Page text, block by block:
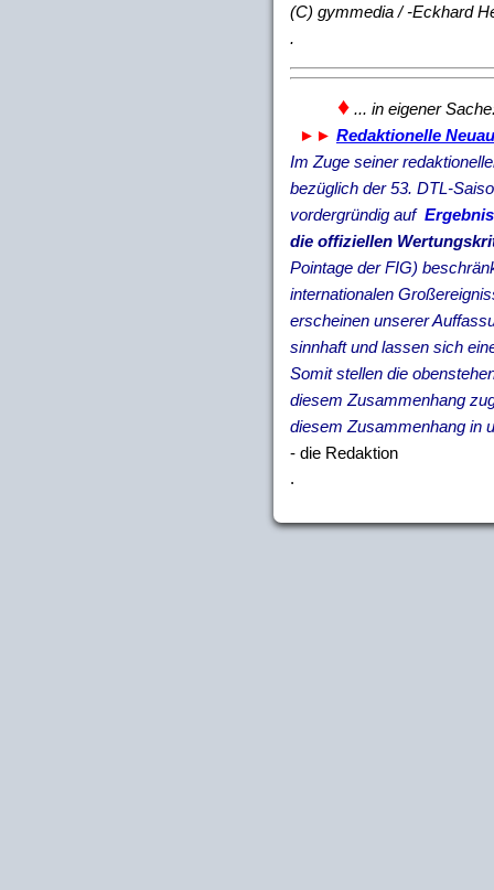
(C) gymmedia / -Eckhard
.
♦ ... in eigener
►► Redaktionelle
Im Zuge seiner
bezüglich der 53. DTL-
vordergründig auf
die offiziellen
Pointage der FIG)
internationalen
erscheinen unserer
sinnhaft und lassen sich
Somit stellen die
diesem Zusammenhang
diesem Zusammenhang in
- die Redaktion
.